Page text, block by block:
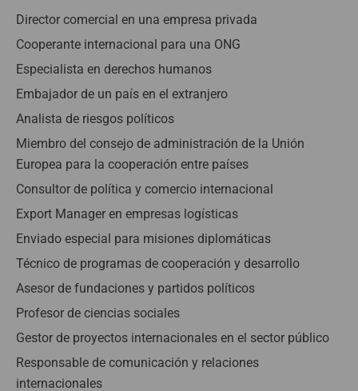
Director comercial en una empresa privada
Cooperante internacional para una ONG
Especialista en derechos humanos
Embajador de un país en el extranjero
Analista de riesgos políticos
Miembro del consejo de administración de la Unión
Europea para la cooperación entre países
Consultor de política y comercio internacional
Export Manager en empresas logísticas
Enviado especial para misiones diplomáticas
Técnico de programas de cooperación y desarrollo
Asesor de fundaciones y partidos políticos
Profesor de ciencias sociales
Gestor de proyectos internacionales en el sector público
Responsable de comunicación y relaciones
internacionales